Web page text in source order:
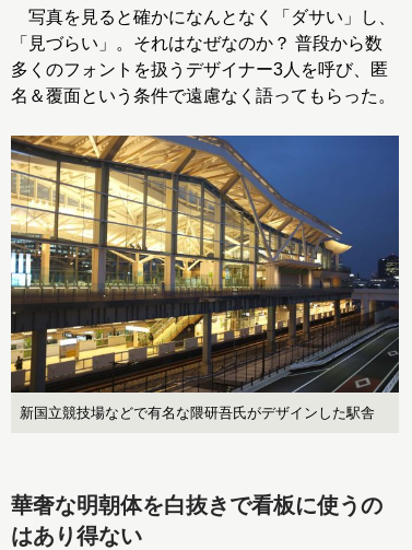
写真を見ると確かになんとなく「ダサい」し、
「見づらい」。それはなぜなのか？ 普段から数
多くのフォントを扱うデザイナー3人を呼び、匿
名＆覆面という条件で遠慮なく語ってもらった。
新国立競技場などで有名な隈研吾氏がデザインした駅舎
華奢な明朝体を白抜きで看板に使うの
はあり得ない